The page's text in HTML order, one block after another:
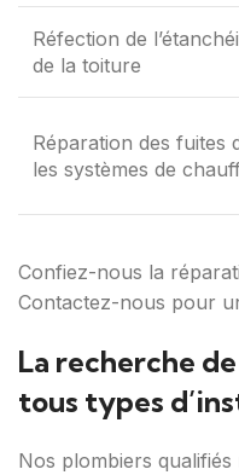
Réfection de
de la toiture
Réparation des fuites
les systèmes de
Confiez-nous la
Contactez-nous pour
La recherche
tous types
Nos plombiers qualifiés